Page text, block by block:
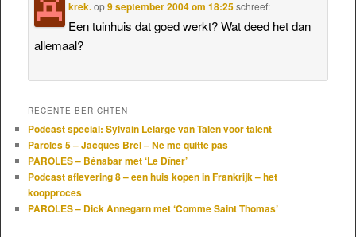
krek.op9 september 2004 om 18:25 schreef:
Een tuinhuis dat goed werkt? Wat deed het dan
allemaal?
RECENTE BERICHTEN
Podcast special: Sylvain Lelarge van Talen voor talent
Paroles 5 – Jacques Brel – Ne me quitte pas
PAROLES – Bénabar met ‘Le Dîner’
Podcast aflevering 8 – een huis kopen in Frankrijk – het
koopproces
PAROLES – Dick Annegarn met ‘Comme Saint Thomas’